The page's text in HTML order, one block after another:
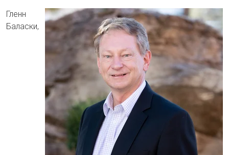
Гленн
Баласки,